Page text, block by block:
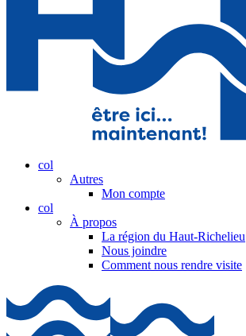
col
Autres
Mon compte
col
À propos
La région du Haut-Richelieu
Nous joindre
Comment nous rendre visite